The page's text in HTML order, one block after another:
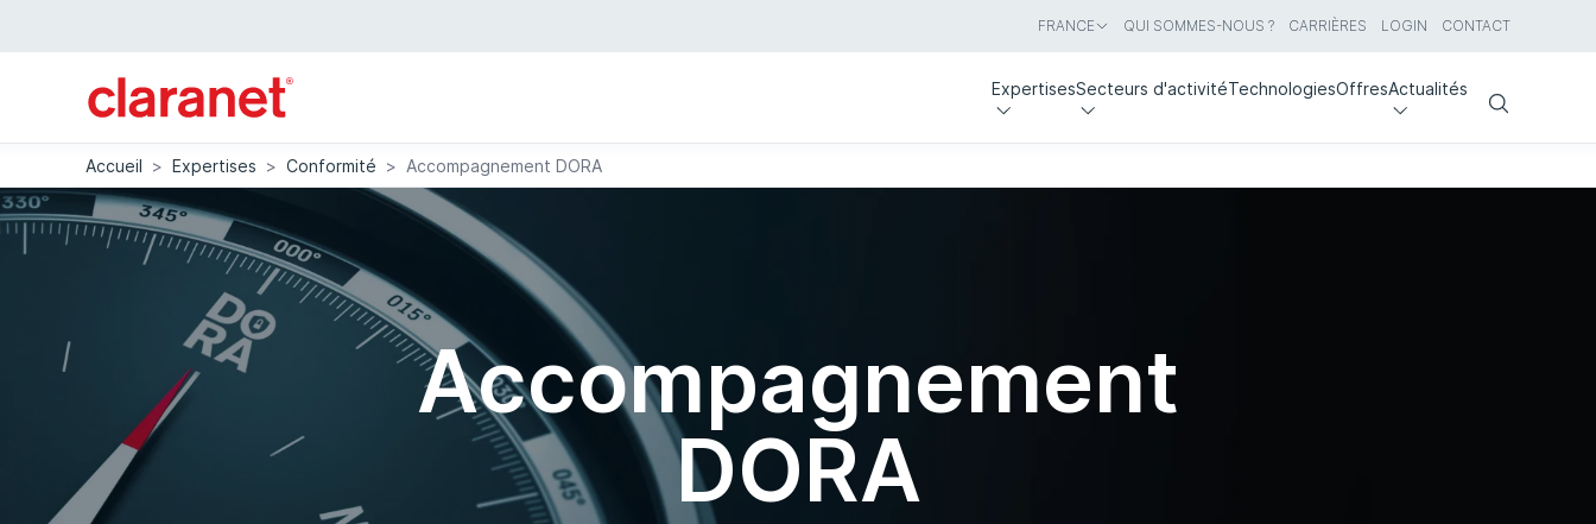
FRANCE QUI SOMMES-NOUS ? CARRIÈRES LOGIN CONTACT
ExpertisesSecteurs d'activitéTechnologiesOffresActualités
Search
Accueil > Expertises > Conformité > Accompagnement DORA
Accompagnement
DORA